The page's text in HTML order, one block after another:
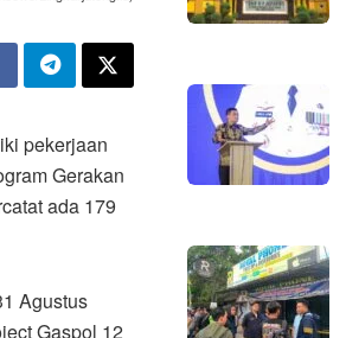
pekerjaan
Gerakan
ada 179
Agustus
Gaspol 12